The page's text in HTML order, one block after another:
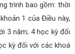
trình bao gồm: thời
1 của Điều này,
3 năm; 4 học kỳ đối
kỳ đối với các khoá